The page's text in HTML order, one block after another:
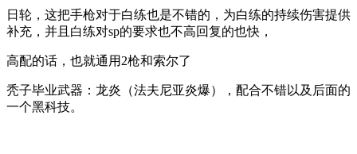
日轮，这把手枪对于白练也是不错的，为白练的持续伤害提供
补充，并且白练对sp的要求也不高回复的也快，
高配的话，也就通用2枪和索尔了
秃子毕业武器：龙炎（法夫尼亚炎爆），配合不错以及后面的
一个黑科技。